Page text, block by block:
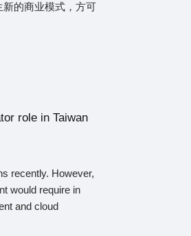
的商业模式，方可
role in Taiwan
recently. However,
would require in
and cloud